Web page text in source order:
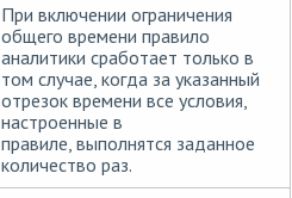
При включении ограничения
общего времени правило
аналитики сработает только в
том случае, когда за указанный
отрезок времени все условия,
настроенные в
правиле, выполнятся заданное
количество раз.